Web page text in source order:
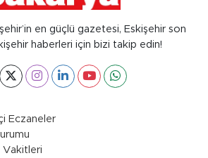
en güçlü gazetesi, Eskişehir son
haberleri için bizi takip edin!
Eczaneler
Vakitleri